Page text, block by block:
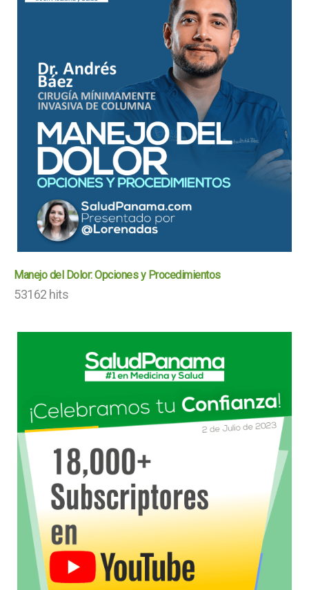
Manejo del Dolor: Opciones y Procedimientos
53162 hits